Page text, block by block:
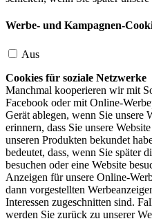
Werbe- und Kampagnen-
Aus
Cookies für soziale Netzwerke
Manchmal kooperieren wir mit
Facebook oder mit Online-
Gerät ablegen, wenn Sie unsere
erinnern, dass Sie unsere
unseren Produkten bekundet
bedeutet, dass, wenn Sie später
besuchen oder eine Website
Anzeigen für unsere Online-
dann vorgestellten
Interessen zugeschnitten sind.
werden Sie zurück zu unserer